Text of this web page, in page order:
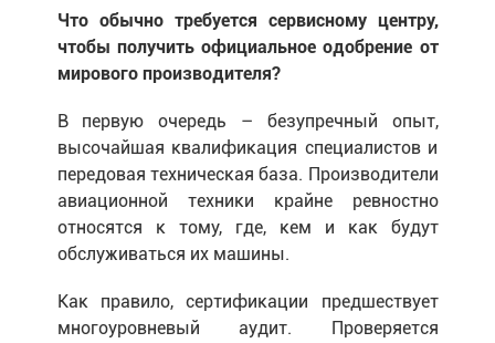
Что обычно требуется сервисному центру,
чтобы получить официальное одобрение от
мирового производителя?
В первую очередь – безупречный опыт,
высочайшая квалификация специалистов и
передовая техническая база. Производители
авиационной техники крайне ревностно
относятся к тому, где, кем и как будут
обслуживаться их машины.
Как правило, сертификации предшествует
многоуровневый аудит. Проверяется